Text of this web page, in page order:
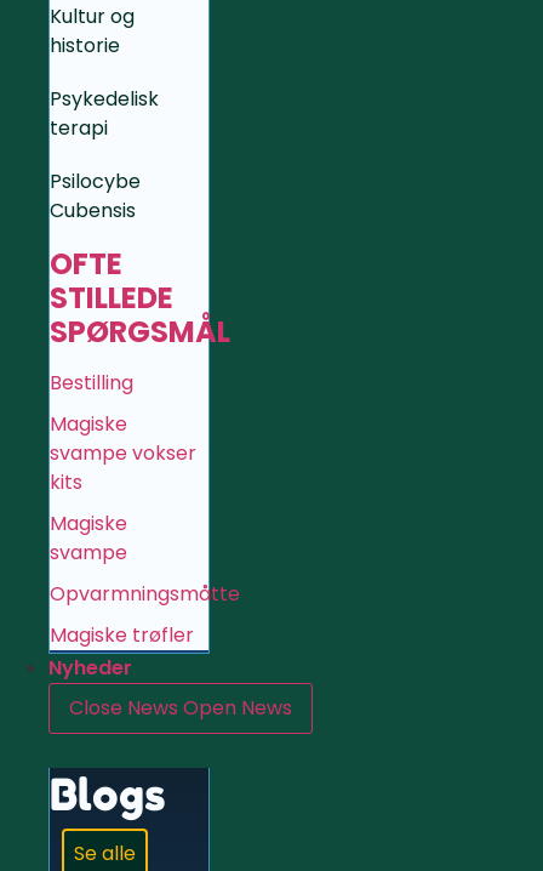
Kultur og
historie
Psykedelisk
terapi
Psilocybe
Cubensis
OFTE
STILLEDE
SPØRGSMÅL
Bestilling
Magiske
svampe vokser
kits
Magiske
svampe
Opvarmningsmåtte
Magiske trøfler
Nyheder
Close News Open News
Blogs
Se alle